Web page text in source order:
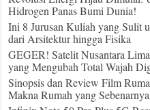
Hidrogen Panas Bumi Dunia!
Ini 8 Jurusan Kuliah yang Sulit
dari Arsitektur hingga Fisika
GEGER! Satelit Nusantara
yang Mengubah Total Wajah
Sinopsis dan Review Film
Makna Rumah yang Sebenarnya